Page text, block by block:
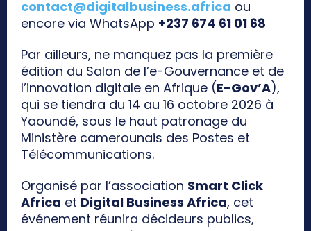
contact@digitalbusiness.africa ou
encore via WhatsApp +237 674 61 01 68
Par ailleurs, ne manquez pas la première
édition du Salon de l’e-Gouvernance et de
l’innovation digitale en Afrique (E-Gov’A),
qui se tiendra du 14 au 16 octobre 2026 à
Yaoundé, sous le haut patronage du
Ministère camerounais des Postes et
Télécommunications.
Organisé par l’association Smart Click
Africa et Digital Business Africa, cet
événement réunira décideurs publics,